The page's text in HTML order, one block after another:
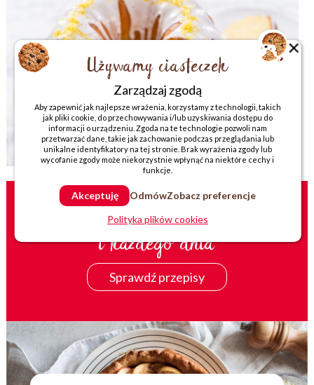
Używamy ciasteczek
Zarządzaj zgodą
Aby zapewnić jak najlepsze wrażenia, korzystamy z technologii, takich
jak pliki cookie, do przechowywania i/lub uzyskiwania dostępu do
informacji o urządzeniu. Zgoda na te technologie pozwoli nam
przetwarzać dane, takie jak zachowanie podczas przeglądania lub
unikalne identyfikatory na tej stronie. Brak wyrażenia zgody lub
wycofanie zgody może niekorzystnie wpłynąć na niektóre cechy i
funkcje.
Akceptuję OdmówZobacz preferencje
Polityka plików cookies
PROSTO,SMACZNIE
i każdego dnia
Sprawdź przepisy